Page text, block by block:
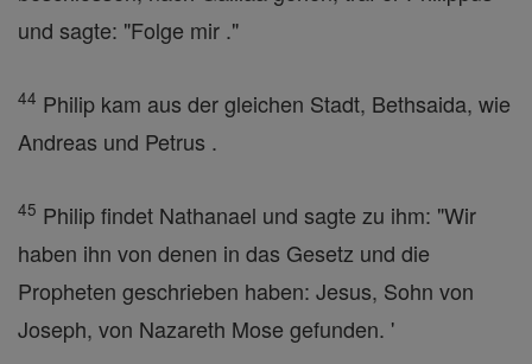
und sagte: "Folge mir ."
44 Philip kam aus der gleichen Stadt, Bethsaida, wie
Andreas und Petrus .
45 Philip findet Nathanael und sagte zu ihm: "Wir
haben ihn von denen in das Gesetz und die
Propheten geschrieben haben: Jesus, Sohn von
Joseph, von Nazareth Mose gefunden. '